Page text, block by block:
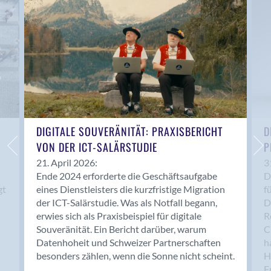
Anwil
Appenzell
Au SG
Baar
Baden
Balsthal
Balzers
Basel
Bassersdorf
Belp
Bendern
Benken (SG)
Bergdietikon
Berlin
Bern
Bern - Liebefeld
DIGITALE SOUVERÄNITÄT: PRAXISBERICHT
VON DER ICT-SALÄRSTUDIE
21. April 2026:
Ende 2024 erforderte die Geschäftsaufgabe
eines Dienstleisters die kurzfristige Migration
der ICT-Salärstudie. Was als Notfall begann,
erwies sich als Praxisbeispiel für digitale
Souveränität. Ein Bericht darüber, warum
Datenhoheit und Schweizer Partnerschaften
besonders zählen, wenn die Sonne nicht scheint.